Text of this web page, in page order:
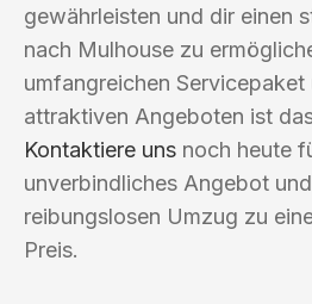
gewährleisten und dir einen
nach Mulhouse zu
umfangreichen Servicepaket
attraktiven Angeboten ist
Kontaktiere uns noch heute
unverbindliches Angebot
reibungslosen Umzug zu
Preis.